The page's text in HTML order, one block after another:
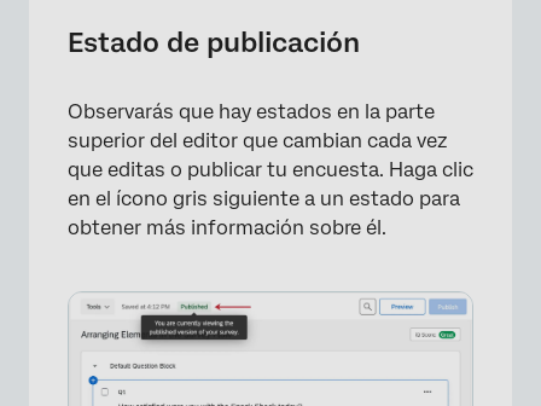
Estado de publicación
Observarás que hay estados en la parte
superior del editor que cambian cada vez
que editas o publicar tu encuesta. Haga clic
en el ícono gris siguiente a un estado para
obtener más información sobre él.